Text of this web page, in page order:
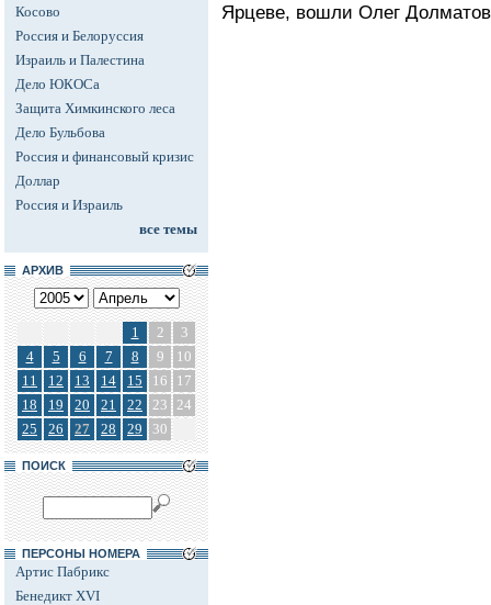
Косово
Россия и Белоруссия
Израиль и Палестина
Дело ЮКОСа
Защита Химкинского леса
Дело Бульбова
Россия и финансовый кризис
Доллар
Россия и Израиль
все темы
АРХИВ
1 2
3
4
5 6 7 8 9
10
11
12 13 14 15 16
17
18
19 20 21 22 23 24
25
26 27 28 29 30
ПОИСК
ПЕРСОНЫ НОМЕРА
Артис Пабрикс
Бенедикт XVI
Ярцеве, вошли Олег